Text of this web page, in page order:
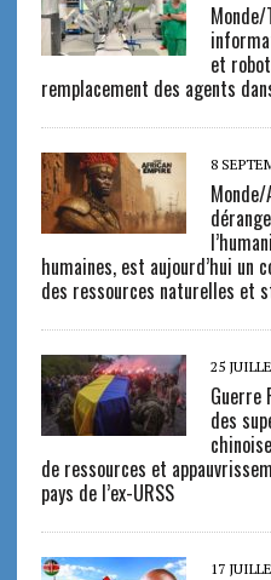
et
remplacement des agents
8
humaines, est aujourd’hui un
des ressources naturelles et
25
Guerre
des
de ressources et
pays de l’ex-URSS
17